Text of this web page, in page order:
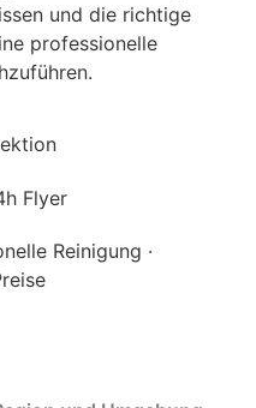
und die richtige
professionelle
Reinigung ·